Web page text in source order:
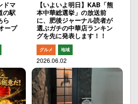
ドマ
の駅
ら
ープ
【いよいよ明日】KAB「熊
本中華総選挙」の放送前
に、肥後ジャーナル読者が
選ぶガチの中華店ランキン
グを先に発表します！！
グルメ 地域
2026.06.02